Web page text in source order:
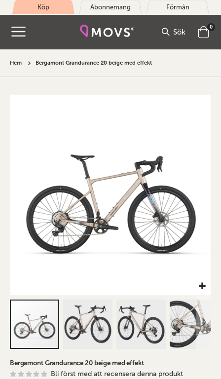
Köp Abonnemang Förmån
Sök Cart
0
Hem Bergamont Grandurance 20 beige med effekt
till
början
Bergamont Grandurance 20 beige med effekt
Bli först med att recensera denna produkt